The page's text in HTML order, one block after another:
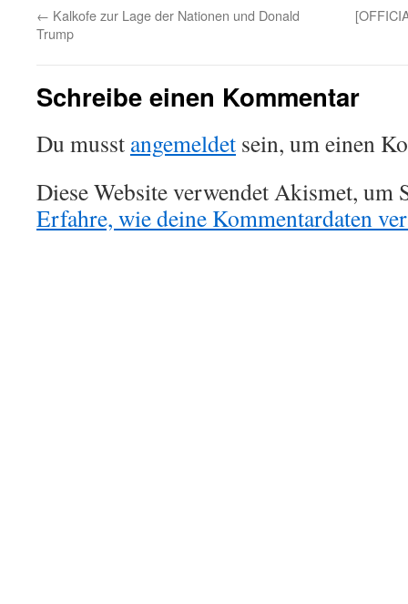
← Kalkofe zur Lage der Nationen und Donald
Trump
Schreibe einen Kommentar
Du musst angemeldet sein, um einen
Diese Website verwendet Akismet, um
Erfahre, wie deine Kommentardaten